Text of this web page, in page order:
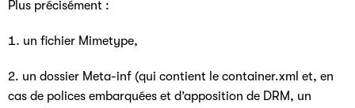
Plus précisément :
un fichier Mimetype,
2. un dossier Meta-inf (qui contient le container.xml et, en
cas de polices embarquées et d’apposition de DRM, un